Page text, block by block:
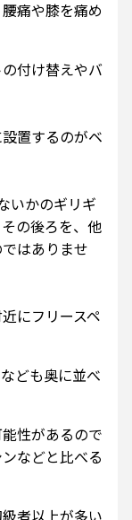
痛や膝を痛め
付け替えやバ
置するのがベ
いかのギリギ
の後ろを、他
はありませ
にフリースペ
ども奥に並べ
性があるので
などと比べる
者以上が多い